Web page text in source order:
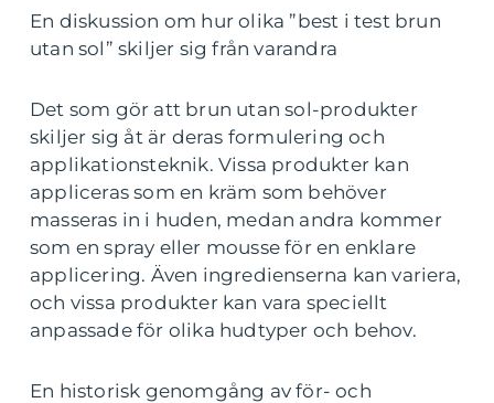
En diskussion om hur olika ”best i test brun
utan sol” skiljer sig från varandra
Det som gör att brun utan sol-produkter
skiljer sig åt är deras formulering och
applikationsteknik. Vissa produkter kan
appliceras som en kräm som behöver
masseras in i huden, medan andra kommer
som en spray eller mousse för en enklare
applicering. Även ingredienserna kan variera,
och vissa produkter kan vara speciellt
anpassade för olika hudtyper och behov.
En historisk genomgång av för- och